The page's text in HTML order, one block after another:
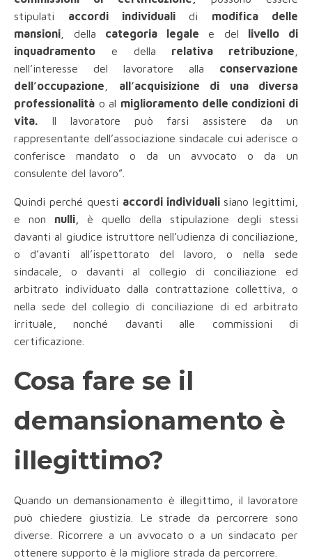
stipulati accordi individualidi modifica delle
mansioni , della categoria legale e del livello di
inquadramento e della relativa retribuzione
nell’interesse del lavoratore alla conservazione
dell’occupazione
all’acquisizione di una diversa
professionalità o al miglioramento delle condizioni di
vita. Il lavoratore può farsi assistere da un
rappresentante dell’associazione sindacale cui aderisce o
conferisce mandato o da un avvocato o da un
consulente del lavoro”.
Quindi perché questi accordi individuali siano legittimi,
e non nulli, è quello della stipulazione degli stessi
davanti al giudice istruttore nell’udienza di conciliazione,
o d’avanti all’ispettorato del lavoro, o nella sede
sindacale, o davanti al collegio di conciliazione ed
arbitrato individuato dalla contrattazione collettiva, o
nella sede del collegio di conciliazione di ed arbitrato
irrituale, nonché davanti alle commissioni di
certificazione.
Cosa fare se il
demansionamento è
illegittimo?
Quando un demansionamento è illegittimo, il lavoratore
può chiedere giustizia. Le strade da percorrere sono
diverse. Ricorrere a un avvocato o a un sindacato per
ottenere supporto è la migliore strada da percorrere.